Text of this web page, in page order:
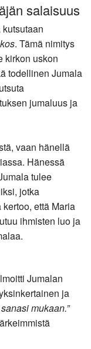
salaisuus
. Tämä nimitys
kirkon uskon
todellinen Jumala
jumaluus ja
vaan hänellä
Hänessä
tulee
jotka
että Maria
ihmisten luo ja
Jumalan
ja
mukaan.”